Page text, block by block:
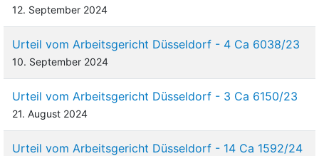
12. September 2024
Urteil vom Arbeitsgericht Düsseldorf - 4 Ca 6038/23
10. September 2024
Urteil vom Arbeitsgericht Düsseldorf - 3 Ca 6150/23
21. August 2024
Urteil vom Arbeitsgericht Düsseldorf - 14 Ca 1592/24